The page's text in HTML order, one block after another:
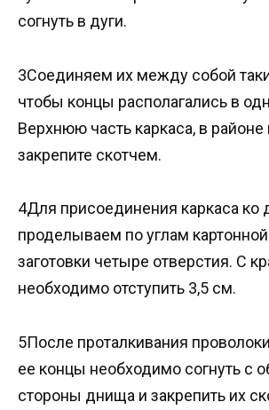
согнуть в дуги.
3Соединяем их между собой
чтобы концы располагались в
Верхнюю часть каркаса, в районе
закрепите скотчем.
4Для присоединения каркаса ко
проделываем по углам
заготовки четыре отверстия. С
необходимо отступить 3,5 см.
5После проталкивания
ее концы необходимо согнуть с
стороны днища и закрепить их